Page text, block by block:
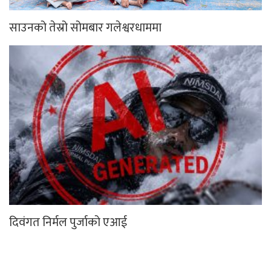
साउनको तेस्रो सोमबार गलेश्वरधाममा
दिवंगत निर्मल पुर्जाको एआई